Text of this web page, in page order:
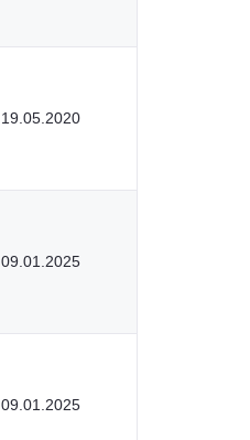
19.05.2020
09.01.2025
09.01.2025